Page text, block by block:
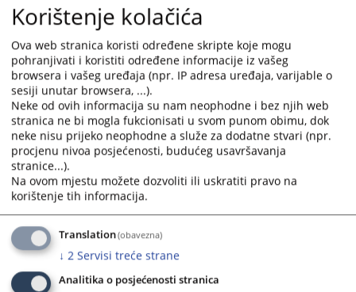
Grupa često postavljana pitanja prikazuje pitanja i odgovore koji su
najčešće postavljana sudu, a vezana su za rad suda ili druge aktivnosti
vezane za sam sud.
Grupa Raspored suđenja prikazuje detaljne informacije o suđenjima u
sudu za određeni vremenski period.
Grupa Vijesti iz pravosuđa obuhvata informacije koje su vezane za
pravosuđe BiH u cjelini. Unutar svih grupa starije novosti i informacije
osim onih koje su na naslovnici nisu zbrisane. Klikom na riječ “više”
prebaciti će vas arhivu aktuelnosti ili drugih informacija.
Klikom na Rad suda otvoriti će vam se web stranicama sa svim
novostima (arhivom) koje su vezane za rad suda.
koje na sudu možete dobiti, o samoj organizaciji suda, o statistici o
Korištenje kolačića
Ova web stranica koristi određene skripte koje mogu
pohranjivati i koristiti određene informacije iz vašeg
browsera i vašeg uređaja (npr. IP adresa uređaja, varijable o
sesiji unutar browsera, ...).
Neke od ovih informacija su nam neophodne i bez njih web
stranica ne bi mogla fukcionisati u svom punom obimu, dok
neke nisu prijeko neophodne a služe za dodatne stvari (npr.
procjenu nivoa posjećenosti, budućeg usavršavanja
stranice...).
Na ovom mjestu možete dozvoliti ili uskratiti pravo na
korištenje tih informacija.
Translation(obavezna)
↓ 2 Servisi treće strane
Analitika o posjećenosti stranica